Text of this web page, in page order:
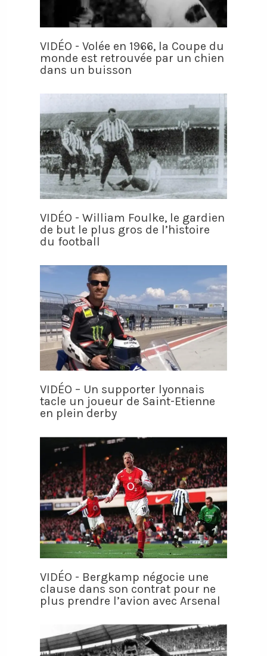
VIDÉO - Volée en 1966, la Coupe du
monde est retrouvée par un chien
dans un buisson
VIDÉO - William Foulke, le gardien
de but le plus gros de l’histoire
du football
VIDÉO – Un supporter lyonnais
tacle un joueur de Saint-Etienne
en plein derby
VIDÉO - Bergkamp négocie une
clause dans son contrat pour ne
plus prendre l’avion avec Arsenal